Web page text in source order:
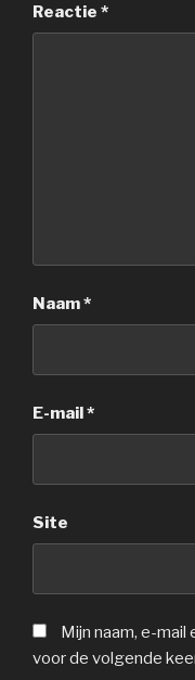
Reactie *
Naam*
E-mail*
Site
Mijn naam, e-
voor de volgende